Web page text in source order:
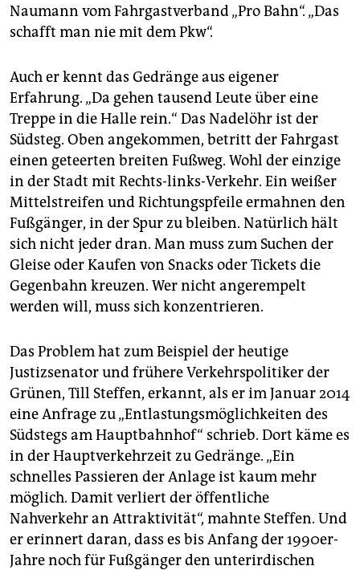
Naumann vom Fahrgastverband „Pro Bahn“. „Das
schafft man nie mit dem Pkw“.
Auch er kennt das Gedränge aus eigener
Erfahrung. „Da gehen tausend Leute über eine
Treppe in die Halle rein.“ Das Nadelöhr ist der
Südsteg. Oben angekommen, betritt der Fahrgast
einen geteerten breiten Fußweg. Wohl der einzige
in der Stadt mit Rechts-links-Verkehr. Ein weißer
Mittelstreifen und Richtungspfeile ermahnen den
Fußgänger, in der Spur zu bleiben. Natürlich hält
sich nicht jeder dran. Man muss zum Suchen der
Gleise oder Kaufen von Snacks oder Tickets die
Gegenbahn kreuzen. Wer nicht angerempelt
werden will, muss sich konzentrieren.
Das Problem hat zum Beispiel der heutige
Justizsenator und frühere Verkehrspolitiker der
Grünen, Till Steffen, erkannt, als er im Januar 2014
eine Anfrage zu „Entlastungsmöglichkeiten des
Südstegs am Hauptbahnhof“ schrieb. Dort käme es
in der Hauptverkehrzeit zu Gedränge. „Ein
schnelles Passieren der Anlage ist kaum mehr
möglich. Damit verliert der öffentliche
Nahverkehr an Attraktivität“, mahnte Steffen. Und
er erinnert daran, dass es bis Anfang der 1990er-
Jahre noch für Fußgänger den unterirdischen